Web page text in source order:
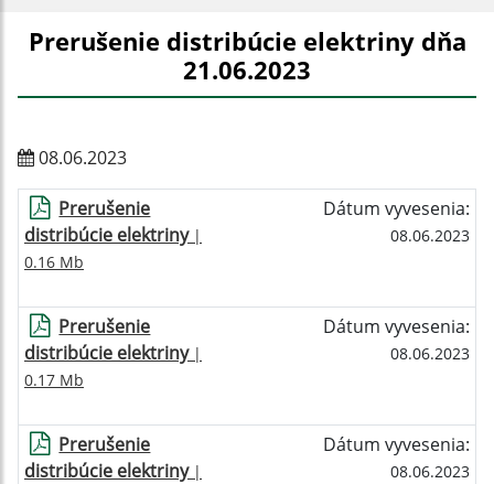
Prerušenie distribúcie elektriny dňa
21.06.2023
08.06.2023
Prerušenie
distribúcie elektriny|
0.16 Mb
Dátum vyvesenia:
08.06.2023
Prerušenie
distribúcie elektriny|
0.17 Mb
Dátum vyvesenia:
08.06.2023
Prerušenie
distribúcie elektriny|
Dátum vyvesenia:
08.06.2023